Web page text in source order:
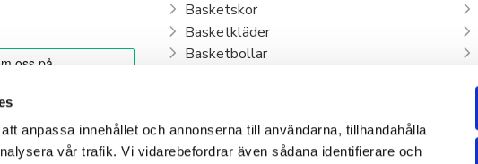
anpassa innehållet och annonserna till användarna, tillhandahålla
vår trafik. Vi vidarebefordrar även sådana identifierare och
Basketskor
Basketkläder
Basketbollar
Basketryggsäckar
Våra klubbar